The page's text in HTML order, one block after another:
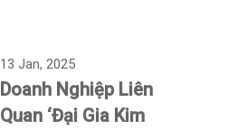
13 Jan, 2025
Doanh Nghiệp Liên
Quan ‘Đại Gia Kim